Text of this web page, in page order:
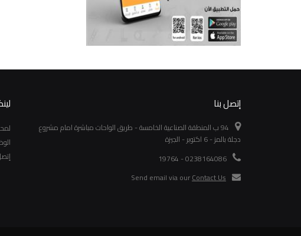
إتصل بنا
94 ب المنطقة الصناعية الخامسة - طريق الواحات مباشرة امام مشروع
دجلة بالمز - 6 اكتوبر - الجيزة
0238164086 - 19764
Send email via ourContact Us